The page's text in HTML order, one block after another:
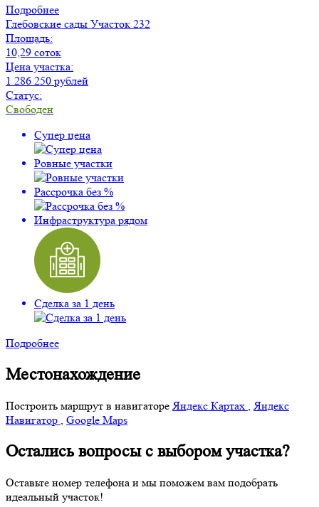
Подробнее
Глебовские сады Участок 232
Площадь:
10,29 соток
Цена участка:
1 286 250 рублей
Статус:
Свободен
Супер цена
Ровные участки
Рассрочка без %
Инфраструктура рядом
Сделка за 1 день
Подробнее
Местонахождение
Построить маршрут в навигатореЯндекс Картах ,Яндекс
Навигатор , Google Maps
Остались вопросы с выбором участка?
Оставьте номер телефона и мы поможем вам подобрать
идеальный участок!